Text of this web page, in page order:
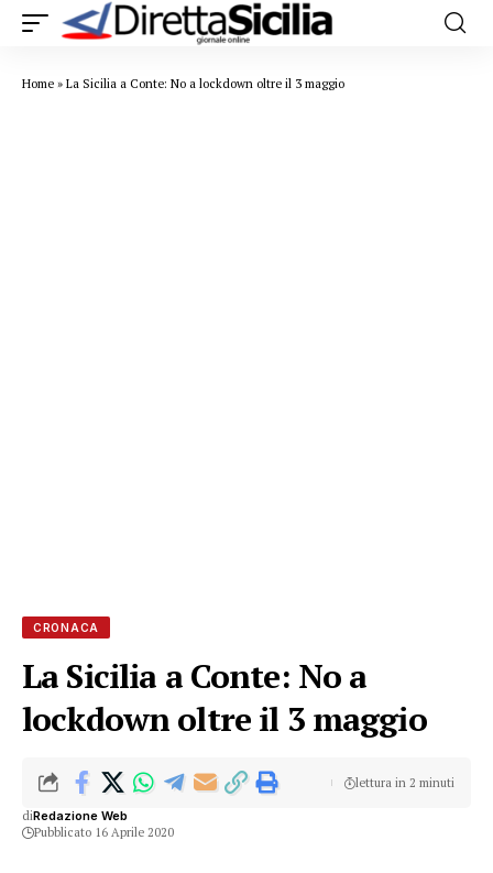
Home » La Sicilia a Conte: No a lockdown oltre il 3 maggio
CRONACA
La Sicilia a Conte: No a
lockdown oltre il 3 maggio
diRedazione Web
Pubblicato 16 Aprile 2020
lettura in 2 minuti